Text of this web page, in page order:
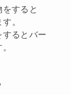
すると
。
るとバー